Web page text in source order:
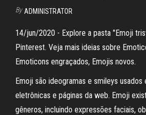
By ADMINISTRATOR
14/jun/2020 - Explore a pasta "Emoji
Pinterest. Veja mais ideias sobre
Emoticons engraçados, Emojis novos.
Emoji são ideogramas e smileys usados
eletrônicas e páginas da web. Emoji
gêneros, incluindo expressões faciais,